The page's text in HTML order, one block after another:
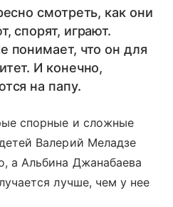
смотреть, как они
спорят, играют.
понимает, что он для
И конечно,
на папу.
спорные и сложные
Валерий Меладзе
а Альбина Джанабаева
лучше, чем у нее